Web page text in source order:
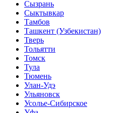
Сызрань
Сыктывкар
Тамбов
Ташкент (Узбекистан)
Тверь
Тольятти
Томск
Тула
Тюмень
Улан-Удэ
Ульяновск
Усолье-Сибирское